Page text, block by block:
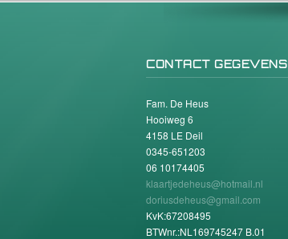
CONTACT GEGEVENS
Fam. De Heus
Hooiweg 6
4158 LE Deil
0345-651203
06 10174405
klaartjedeheus@hotmail.nl
doriusdeheus@gmail.com
KvK:67208495
BTWnr.:NL169745247 B.01